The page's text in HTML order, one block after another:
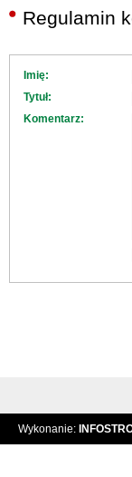
Regulamin
Imię:
Tytuł:
Komentarz:
Wykonanie: